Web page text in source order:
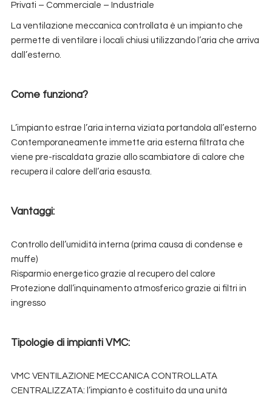
Privati – Commerciale – Industriale
La ventilazione meccanica controllata è un impianto che
permette di ventilare i locali chiusi utilizzando l’aria che arriva
dall’esterno.
Come funziona?
L’impianto estrae l’aria interna viziata portandola all’esterno
Contemporaneamente immette aria esterna filtrata che
viene pre-riscaldata grazie allo scambiatore di calore che
recupera il calore dell’aria esausta.
Vantaggi:
Controllo dell’umidità interna (prima causa di condense e
muffe)
Risparmio energetico grazie al recupero del calore
Protezione dall’inquinamento atmosferico grazie ai filtri in
ingresso
Tipologie di impianti VMC:
VMC VENTILAZIONE MECCANICA CONTROLLATA
CENTRALIZZATA: l’impianto è costituito da una unità